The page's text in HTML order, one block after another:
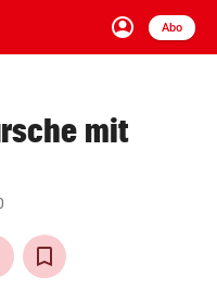
account_circle
Anmelden
Abo
close Schließen
arrow_right
mit